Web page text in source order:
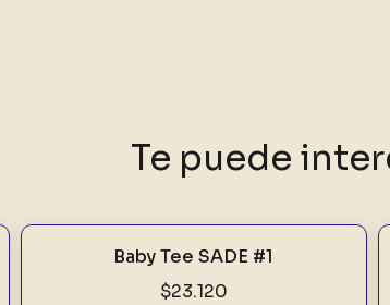
Te puede
Baby Tee SADE #1
$23.120